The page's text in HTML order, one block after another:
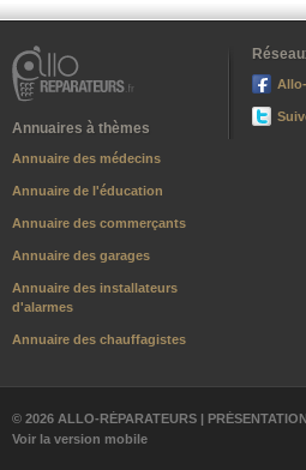
Annuaires à thèmes
Annuaire des médecins
Annuaire de l'éducation
Annuaire des commerçants
Annuaire des garages
Annuaire des installateurs
d'alarmes
Annuaire des chauffagistes
© 2026 ALLO-RÉPARATEURS | PRÉSENTATION
Voir la version mobile